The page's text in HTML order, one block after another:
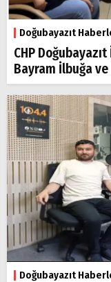
Doğubayazıt
CHP
Bayram İlbuğa ve
Doğubayazıt